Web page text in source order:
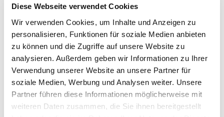
Diese Webseite verwendet Cookies
Wir verwenden Cookies, um Inhalte und Anzeigen zu
personalisieren, Funktionen für soziale Medien anbieten
zu können und die Zugriffe auf unsere Website zu
analysieren. Außerdem geben wir Informationen zu Ihrer
Verwendung unserer Website an unsere Partner für
soziale Medien, Werbung und Analysen weiter. Unsere
Partner führen diese Informationen möglicherweise mit
weiteren Daten zusammen, die Sie ihnen bereitgestellt
Präzisionsobstbau auf
Einzelbaumebene mittels
robotisierter Ernte
Han Smits,
Munckhof (Netherlands)